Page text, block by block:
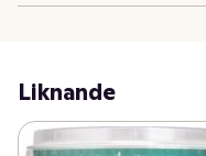
kokbar, men redes då
Liknande